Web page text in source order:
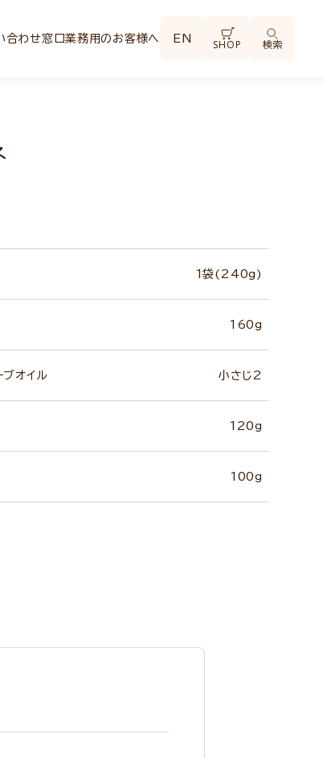
合わせ窓口業務用のお客様へ EN SHOP 検索
1袋(240g)
160g
オイル 小さじ2
120g
100g